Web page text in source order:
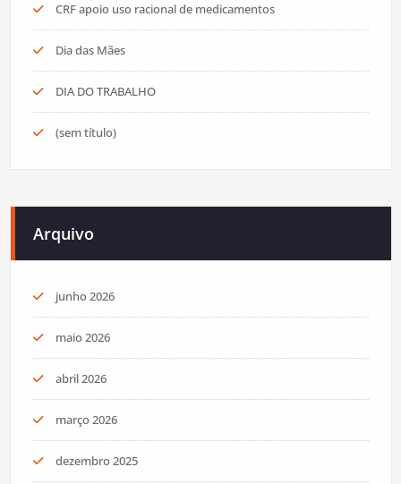
CRF apoio uso racional de medicamentos
Dia das Mães
DIA DO TRABALHO
(sem título)
Arquivo
junho 2026
maio 2026
abril 2026
março 2026
dezembro 2025